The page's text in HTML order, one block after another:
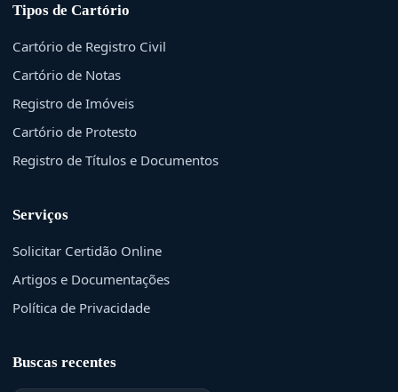
Tipos de Cartório
Cartório de Registro Civil
Cartório de Notas
Registro de Imóveis
Cartório de Protesto
Registro de Títulos e Documentos
Serviços
Solicitar Certidão Online
Artigos e Documentações
Política de Privacidade
Buscas recentes